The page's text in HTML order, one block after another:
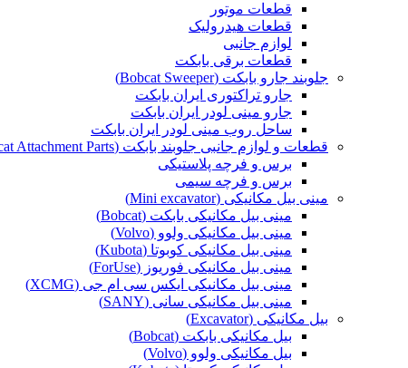
قطعات موتور
قطعات هیدرولیک
لوازم جانبی
قطعات برقی بابکت
جلوبند جارو بابکت (Bobcat Sweeper)
جارو تراکتوری ایران بابکت
جارو مینی لودر ایران بابکت
ساحل روب مینی لودر ایران بابکت
قطعات و لوازم جانبی جلوبند بابکت (Bobcat Attachment Parts)
برس و فرچه پلاستیکی
برس و فرچه سیمی
مینی بیل مکانیکی (Mini excavator)
مینی بیل مکانیکی بابکت (Bobcat)
مینی بیل مکانیکی ولوو (Volvo)
مینی بیل مکانیکی کوبوتا (Kubota)
مینی بیل مکانیکی فوریوز (ForUse)
مینی بیل مکانیکی ایکس سی ام جی (XCMG)
مینی بیل مکانیکی سانی (SANY)
بیل مکانیکی (Excavator)
بیل مکانیکی بابکت (Bobcat)
بیل مکانیکی ولوو (Volvo)